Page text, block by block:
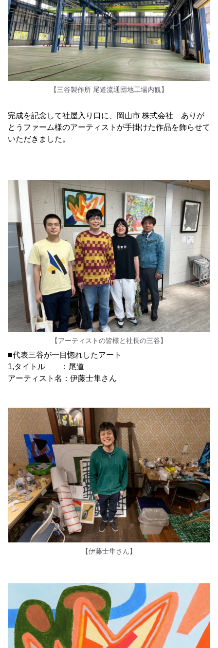
【三谷製作所 尾道流通団地工場内観】
完成を記念して社屋入り口に、岡山市 株式会社 ありが
とうファーム様のアーティストが手掛けた作品を飾らせて
いただきました。
【アーティストの皆様と社長の三谷】
■代表三谷が一目惚れしたアート
1,タイトル ：尾道
アーティスト名：伊藤士隼さん
【伊藤士隼さん】